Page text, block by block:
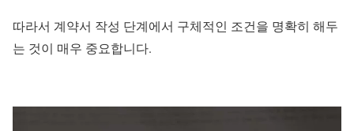
따라서 계약서 작성 단계에서 구체적인 조건을 명확히 해두
는 것이 매우 중요합니다.